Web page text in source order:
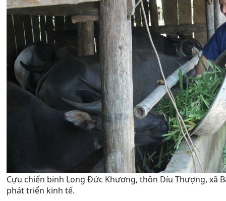
Cựu chiến binh Long Đức Khương, thôn Díu Thượng, xã
phát triển kinh tế.